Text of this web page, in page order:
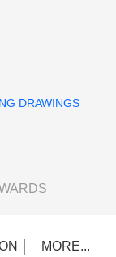
DRAWINGS
MORE...